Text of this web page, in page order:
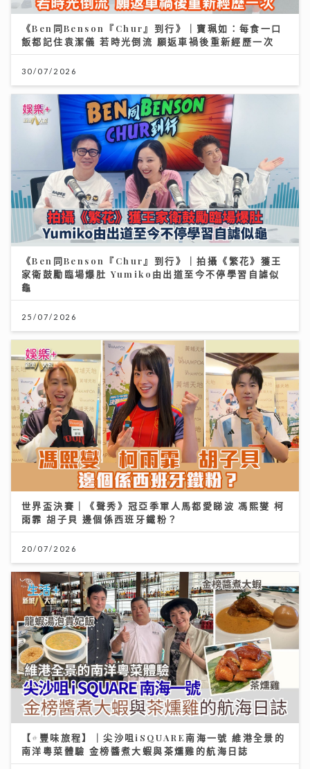
《Ben同Benson『Chur』到行》｜寶珮如：每食一口
飯都記住袁潔儀 若時光倒流 願返車禍後重新經歷一次
30/07/2026
《Ben同Benson『Chur』到行》｜拍攝《繁花》獲王
家衛鼓勵臨場爆肚 Yumiko由出道至今不停學習自謔似
龜
25/07/2026
世界盃決賽｜《聲秀》冠亞季軍人馬都愛睇波 馮熙燮 柯
雨霏 胡子貝 邊個係西班牙鐵粉？
20/07/2026
【#豐味旅程】｜尖沙咀iSQUARE南海一號 維港全景的
南洋粵菜體驗 金榜醬煮大蝦與茶燻雞的航海日誌